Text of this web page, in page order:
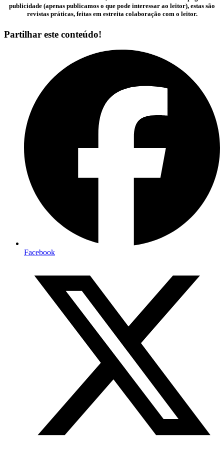
publicidade (apenas publicamos o que pode interessar ao leitor), estas são
revistas práticas, feitas em estreita colaboração com o leitor.
Partilhar este conteúdo!
Facebook